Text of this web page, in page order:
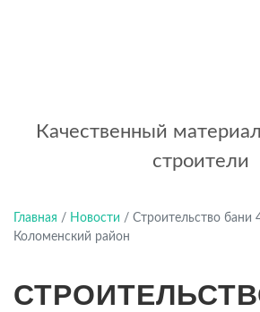
Качественный
строители
Главная / Новости / Строительство бани
Коломенский район